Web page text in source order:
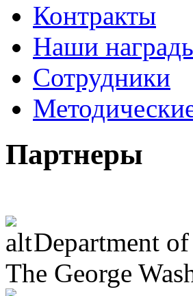
Контракты
Наши
Сотрудники
Партнеры
Department
The George